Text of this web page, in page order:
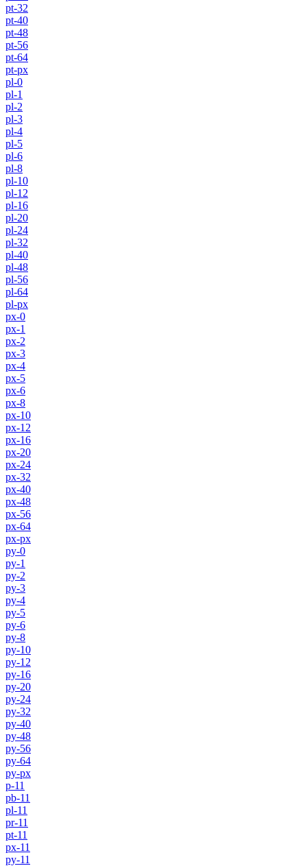
pt-32
pt-40
pt-48
pt-56
pt-64
pt-px
pl-0
pl-1
pl-2
pl-3
pl-4
pl-5
pl-6
pl-8
pl-10
pl-12
pl-16
pl-20
pl-24
pl-32
pl-40
pl-48
pl-56
pl-64
pl-px
px-0
px-1
px-2
px-3
px-4
px-5
px-6
px-8
px-10
px-12
px-16
px-20
px-24
px-32
px-40
px-48
px-56
px-64
px-px
py-0
py-1
py-2
py-3
py-4
py-5
py-6
py-8
py-10
py-12
py-16
py-20
py-24
py-32
py-40
py-48
py-56
py-64
py-px
p-11
pb-11
pl-11
pr-11
pt-11
px-11
py-11